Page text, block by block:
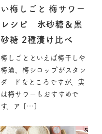
い梅しごと 梅サワー
レシピ 氷砂糖＆黒
砂糖 2種漬け比べ
梅しごとといえば梅干しや
梅酒、梅シロップがスタン
ダードなところですが、実
は梅サワーもおすすめで
す。ア […]